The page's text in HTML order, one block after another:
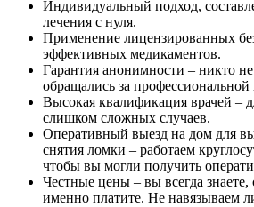
Индивидуальный подход,
лечения с нуля.
Применение лицензированных
эффективных медикаментов.
Гарантия анонимности – никто
обращались за
Высокая квалификация врачей –
слишком сложных случаев.
Оперативный выезд на дом для
снятия ломки – работаем
чтобы вы могли получить
Честные цены – вы всегда знаете,
именно платите. Не навязываем